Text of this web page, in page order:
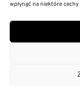
wpłynąć na niektóre